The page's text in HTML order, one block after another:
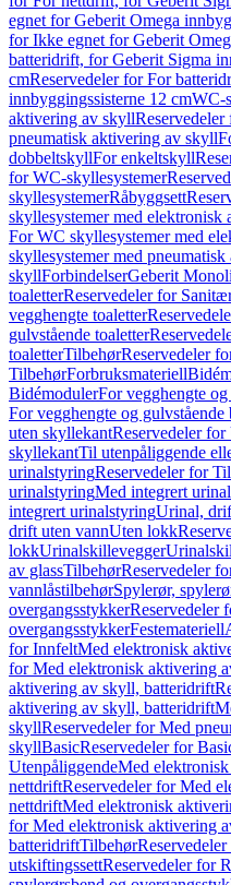
egnet for Geberit Omega
for Ikke egnet for Geberit
batteridrift, for Geberit Sigma
cmReservedeler for For
innbyggingssisterne 12 cmWC-
aktivering av skyll
pneumatisk aktivering av skyll
dobbeltskyllFor enkeltskyll
for WC-skyllesystemer
skyllesystemerRåbyggsett
skyllesystemer med elektronisk
For WC skyllesystemer med
skyllesystemer med
skyllForbindelserGeberit
toaletterReservedeler for
vegghengte toaletter
gulvstående toaletter
toaletterTilbehørReservedeler
TilbehørForbruksmateriell
BidémodulerFor vegghengte
For vegghengte og gulvstående
uten skyllekantReservedeler
skyllekantTil utenpåliggende
urinalstyringReservedeler for
urinalstyringMed integrert
integrert urinalstyringUrinal,
drift uten vannUten lokk
lokkUrinalskillevegger
av glassTilbehørReservedeler
vannlåstilbehørSpylerør,
overgangsstykkerReservedeler
overgangsstykkerFestemateriell
for InnfeltMed elektronisk
for Med elektronisk aktivering
aktivering av skyll, batteridrift
aktivering av skyll, batteridrift
skyllReservedeler for Med
skyllBasicReservedeler for
UtenpåliggendeMed
nettdriftReservedeler for Med
nettdriftMed elektronisk
for Med elektronisk aktivering
batteridriftTilbehør
utskiftingssettReservedeler for